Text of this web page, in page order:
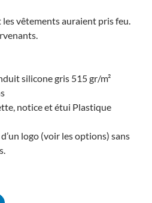
vêtements auraient pris feu.
silicone gris 515 gr/m²
notice et étui Plastique
logo (voir les options) sans